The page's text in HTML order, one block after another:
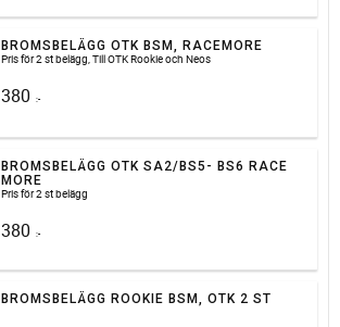
BROMSBELÄGG OTK BSM, RACEMORE
Pris för 2 st belägg, Till OTK Rookie och Neos
380 :-
BROMSBELÄGG OTK SA2/BS5- BS6 RACE
MORE
Pris för 2 st belägg
380 :-
BROMSBELÄGG ROOKIE BSM, OTK 2 ST